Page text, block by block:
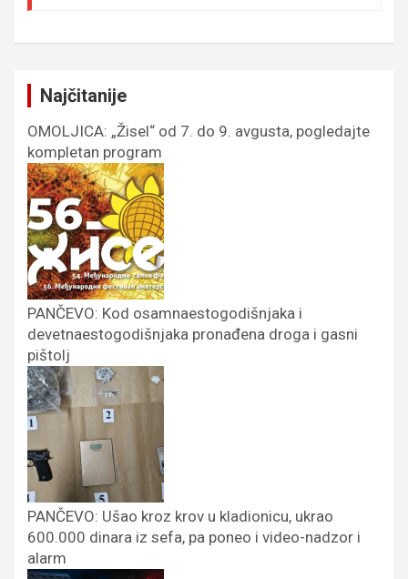
Najčitanije
OMOLJICA: „Žisel“ od 7. do 9. avgusta, pogledajte
kompletan program
PANČEVO: Kod osamnaestogodišnjaka i
devetnaestogodišnjaka pronađena droga i gasni
pištolj
PANČEVO: Ušao kroz krov u kladionicu, ukrao
600.000 dinara iz sefa, pa poneo i video-nadzor i
alarm